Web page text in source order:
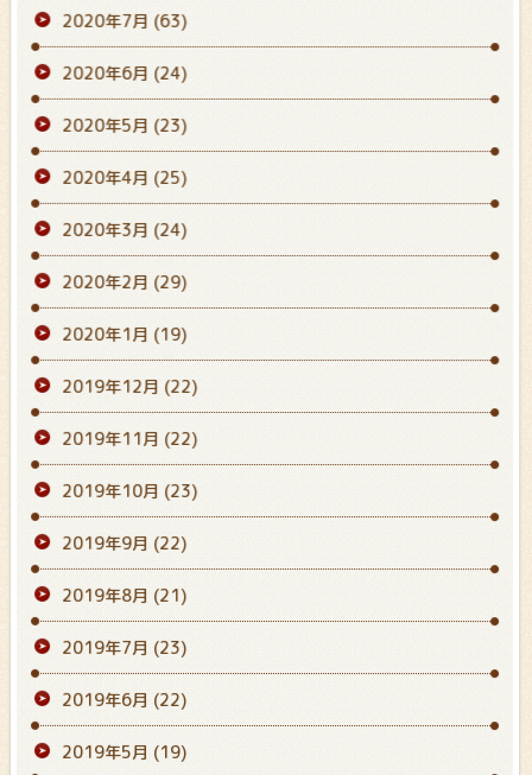
2020年7月 (63)
2020年6月 (24)
2020年5月 (23)
2020年4月 (25)
2020年3月 (24)
2020年2月 (29)
2020年1月 (19)
2019年12月 (22)
2019年11月 (22)
2019年10月 (23)
2019年9月 (22)
2019年8月 (21)
2019年7月 (23)
2019年6月 (22)
2019年5月 (19)